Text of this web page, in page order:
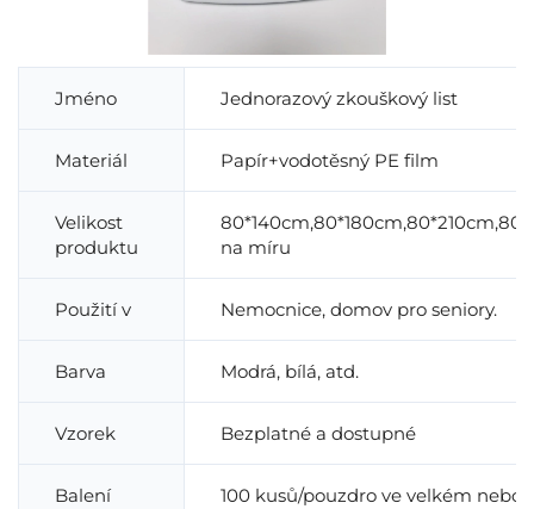
Jméno Jednorazový zkouškový list
Materiál Papír+vodotěsný PE film
Velikost
produktu
na míru
Použití v Nemocnice, domov pro seniory.
Barva Modrá, bílá, atd.
Vzorek Bezplatné a dostupné
Balení 100 kusů/pouzdro ve velkém nebo